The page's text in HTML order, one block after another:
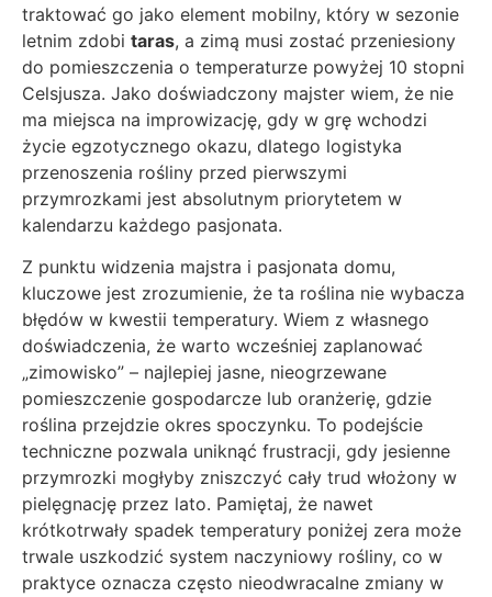
traktować go jako element mobilny, który w sezonie
letnim zdobi taras, a zimą musi zostać przeniesiony
do pomieszczenia o temperaturze powyżej 10 stopni
Celsjusza. Jako doświadczony majster wiem, że nie
ma miejsca na improwizację, gdy w grę wchodzi
życie egzotycznego okazu, dlatego logistyka
przenoszenia rośliny przed pierwszymi
przymrozkami jest absolutnym priorytetem w
kalendarzu każdego pasjonata.
Z punktu widzenia majstra i pasjonata domu,
kluczowe jest zrozumienie, że ta roślina nie wybacza
błędów w kwestii temperatury. Wiem z własnego
doświadczenia, że warto wcześniej zaplanować
„zimowisko” – najlepiej jasne, nieogrzewane
pomieszczenie gospodarcze lub oranżerię, gdzie
roślina przejdzie okres spoczynku. To podejście
techniczne pozwala uniknąć frustracji, gdy jesienne
przymrozki mogłyby zniszczyć cały trud włożony w
pielęgnację przez lato. Pamiętaj, że nawet
krótkotrwały spadek temperatury poniżej zera może
trwale uszkodzić system naczyniowy rośliny, co w
praktyce oznacza często nieodwracalne zmiany w